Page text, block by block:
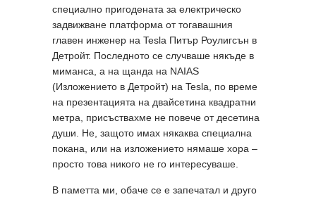
специално пригодената за електрическо
задвижване платформа от тогавашния
главен инженер на Tesla Питър Роулигсън в
Детройт. Последното се случваше някъде в
миманса, а на щанда на NAIAS
(Изложението в Детройт) на Tesla, по време
на презентацията на двайсетина квадратни
метра, присъствахме не повече от десетина
души. Не, защото имах някаква специална
покана, или на изложението нямаше хора –
просто това никого не го интересуваше.
В паметта ми, обаче се е запечатал и друго